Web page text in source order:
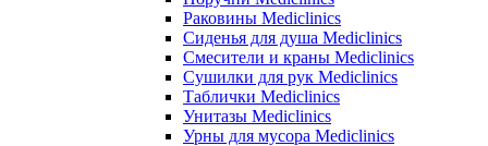
Раковины Mediclinics
Сиденья для душа Mediclinics
Смесители и краны Mediclinics
Сушилки для рук Mediclinics
Таблички Mediclinics
Унитазы Mediclinics
Урны для мусора Mediclinics